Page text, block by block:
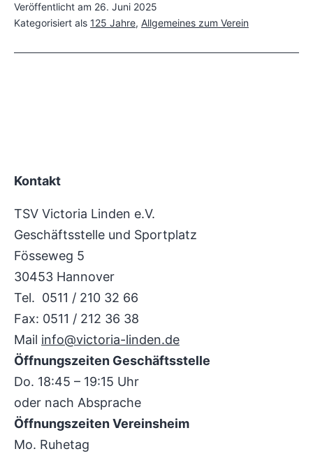
die
125
Jahre
Veröffentlicht am 26. Juni 2025
Kategorisiert als 125 Jahre, Allgemeines zum Verein
Kontakt
TSV Victoria Linden e.V.
Geschäftsstelle und Sportplatz
Fösseweg 5
30453 Hannover
Tel. 0511 / 210 32 66
Fax: 0511 / 212 36 38
Mail info@victoria-linden.de
Öffnungszeiten Geschäftsstelle
Do. 18:45 – 19:15 Uhr
oder nach Absprache
Öffnungszeiten Vereinsheim
Mo. Ruhetag